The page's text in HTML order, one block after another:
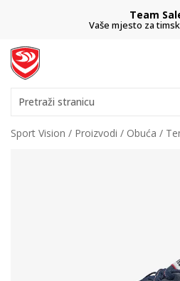
Team
Vaše mjesto za
Pretraži stranicu
Sport Vision Proizvodi Obuća